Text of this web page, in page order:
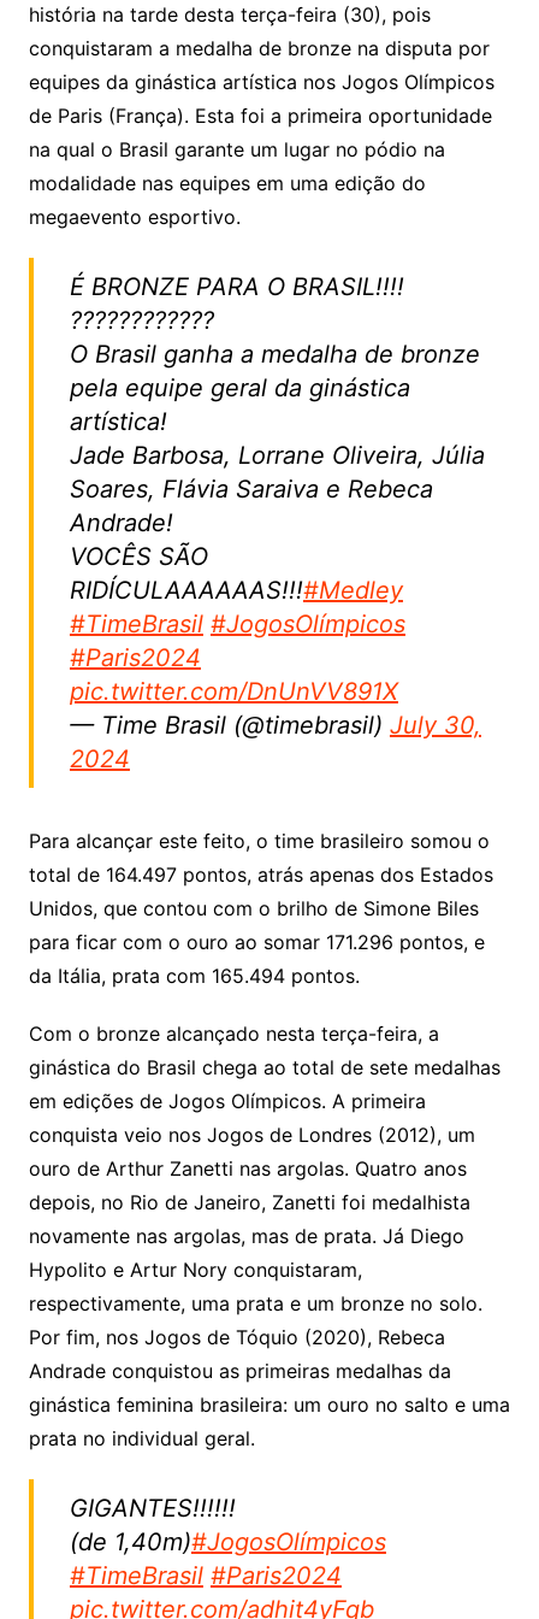
s
sr
o
g
e
c
o
m
M
ai
l
s
história na tarde desta terça-feira (30), pois
conquistaram a medalha de bronze na disputa por
equipes da ginástica artística nos Jogos Olímpicos
de Paris (França). Esta foi a primeira oportunidade
na qual o Brasil garante um lugar no pódio na
modalidade nas equipes em uma edição do
megaevento esportivo.
É BRONZE PARA O BRASIL!!!!
????????????
O Brasil ganha a medalha de bronze
pela equipe geral da ginástica
artística!
Jade Barbosa, Lorrane Oliveira, Júlia
Soares, Flávia Saraiva e Rebeca
Andrade!
VOCÊS SÃO
RIDÍCULAAAAAAS!!!#Medley
#TimeBrasil #JogosOlímpicos
#Paris2024
pic.twitter.com/DnUnVV891X
— Time Brasil (@timebrasil) July 30,
2024
Para alcançar este feito, o time brasileiro somou o
total de 164.497 pontos, atrás apenas dos Estados
Unidos, que contou com o brilho de Simone Biles
para ficar com o ouro ao somar 171.296 pontos, e
da Itália, prata com 165.494 pontos.
Com o bronze alcançado nesta terça-feira, a
ginástica do Brasil chega ao total de sete medalhas
em edições de Jogos Olímpicos. A primeira
conquista veio nos Jogos de Londres (2012), um
ouro de Arthur Zanetti nas argolas. Quatro anos
depois, no Rio de Janeiro, Zanetti foi medalhista
novamente nas argolas, mas de prata. Já Diego
Hypolito e Artur Nory conquistaram,
respectivamente, uma prata e um bronze no solo.
Por fim, nos Jogos de Tóquio (2020), Rebeca
Andrade conquistou as primeiras medalhas da
ginástica feminina brasileira: um ouro no salto e uma
prata no individual geral.
GIGANTES!!!!!!
(de 1,40m)#JogosOlímpicos
#TimeBrasil #Paris2024
pic.twitter.com/adhit4yFqb